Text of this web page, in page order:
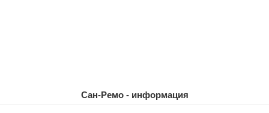
Сан-Ремо - информация